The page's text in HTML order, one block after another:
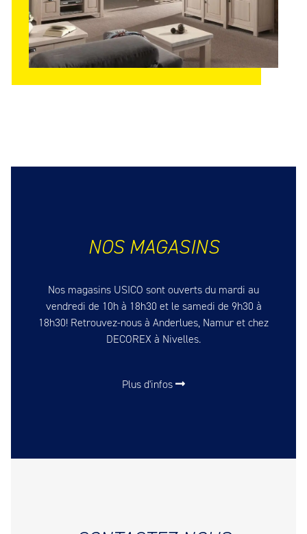
NOS MAGASINS
Nos magasins USICO sont ouverts du mardi au
vendredi de 10h à 18h30 et le samedi de 9h30 à
18h30! Retrouvez-nous à Anderlues, Namur et chez
DECOREX à Nivelles.
Plus d'infos